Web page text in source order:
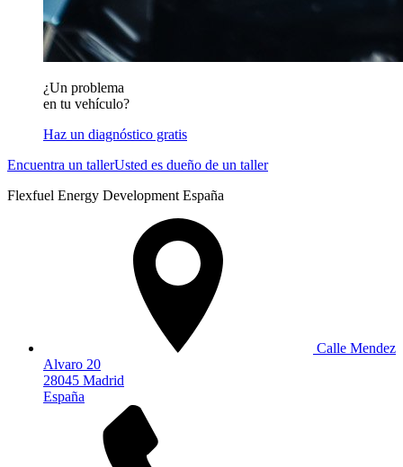
¿Un problema
en tu vehículo?
Haz un diagnóstico gratis
Encuentra un tallerUsted es dueño de un taller
Flexfuel Energy Development España
Calle Mendez
Alvaro 20
28045 Madrid
España